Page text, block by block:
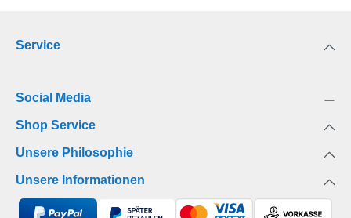
Vincent fasziniert, doch sie ahnt nichts von seinem
die Liebe mit Blumen gemeinsam – sie ist ebenso
schön wie zerbrechlich …
Service
Social Media
Shop Service
Unsere Philosophie
Unsere Informationen